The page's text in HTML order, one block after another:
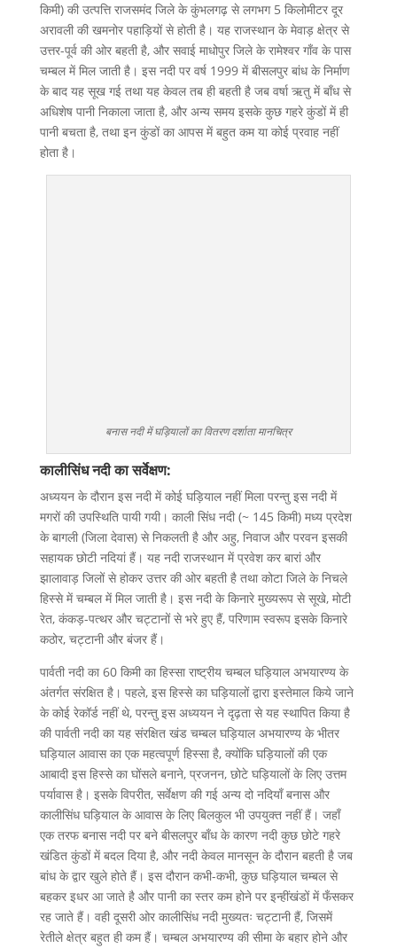
किमी) की उत्पत्ति राजसमंद जिले के कुंभलगढ़ से लगभग 5 किलोमीटर दूर
अरावली की खमनोर पहाड़ियों से होती है। यह राजस्थान के मेवाड़ क्षेत्र से
उत्तर-पूर्व की ओर बहती है, और सवाई माधोपुर जिले के रामेश्वर गाँव के पास
चम्बल में मिल जाती है। इस नदी पर वर्ष 1999 में बीसलपुर बांध के निर्माण
के बाद यह सूख गई तथा यह केवल तब ही बहती है जब वर्षा ऋतु में बाँध से
अधिशेष पानी निकाला जाता है, और अन्य समय इसके कुछ गहरे कुंडों में ही
पानी बचता है, तथा इन कुंडों का आपस में बहुत कम या कोई प्रवाह नहीं
होता है।
बनास नदी में घड़ियालों का वितरण दर्शाता मानचित्र
कालीसिंध नदी का सर्वेक्षण:
अध्ययन के दौरान इस नदी में कोई घड़ियाल नहीं मिला परन्तु इस नदी में
मगरों की उपस्थिति पायी गयी। काली सिंध नदी (~ 145 किमी) मध्य प्रदेश
के बागली (जिला देवास) से निकलती है और अहु, निवाज और परवन इसकी
सहायक छोटी नदियां हैं। यह नदी राजस्थान में प्रवेश कर बारां और
झालावाड़ जिलों से होकर उत्तर की ओर बहती है तथा कोटा जिले के निचले
हिस्से में चम्बल में मिल जाती है। इस नदी के किनारे मुख्यरूप से सूखे, मोटी
रेत, कंकड़-पत्थर और चट्टानों से भरे हुए हैं, परिणाम स्वरूप इसके किनारे
कठोर, चट्टानी और बंजर हैं।
पार्वती नदी का 60 किमी का हिस्सा राष्ट्रीय चम्बल घड़ियाल अभयारण्य के
अंतर्गत संरक्षित है। पहले, इस हिस्से का घड़ियालों द्वारा इस्तेमाल किये जाने
के कोई रेकॉर्ड नहीं थे, परन्तु इस अध्ययन ने दृढ़ता से यह स्थापित किया है
की पार्वती नदी का यह संरक्षित खंड चम्बल घड़ियाल अभयारण्य के भीतर
घड़ियाल आवास का एक महत्वपूर्ण हिस्सा है, क्योंकि घड़ियालों की एक
आबादी इस हिस्से का घोंसले बनाने, प्रजनन, छोटे घड़ियालों के लिए उत्तम
पर्यावास है। इसके विपरीत, सर्वेक्षण की गई अन्य दो नदियाँ बनास और
कालीसिंध घड़ियाल के आवास के लिए बिलकुल भी उपयुक्त नहीं हैं। जहाँ
एक तरफ बनास नदी पर बने बीसलपुर बाँध के कारण नदी कुछ छोटे गहरे
खंडित कुंडों में बदल दिया है, और नदी केवल मानसून के दौरान बहती है जब
बांध के द्वार खुले होते हैं। इस दौरान कभी-कभी, कुछ घड़ियाल चम्बल से
बहकर इधर आ जाते है और पानी का स्तर कम होने पर इन्हींखंडों में फँसकर
रह जाते हैं। वही दूसरी ओर कालीसिंध नदी मुख्यतः चट्टानी हैं, जिसमें
रेतीले क्षेत्र बहुत ही कम हैं। चम्बल अभयारण्य की सीमा के बहार होने और